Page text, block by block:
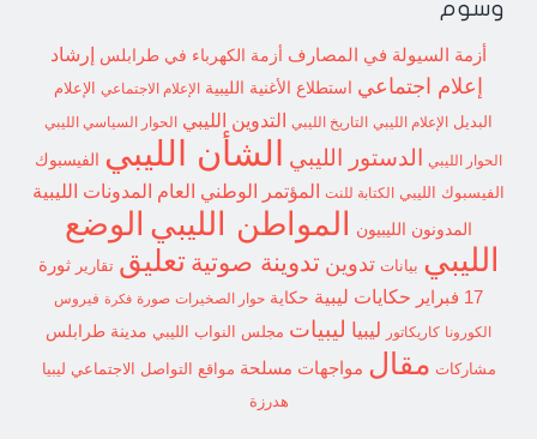
وسوم
أزمة السيولة في المصارف أزمة الكهرباء في طرابلس إرشاد
إعلام اجتماعي استطلاع الأغنية الليبية الإعلام الاجتماعي
الإعلام
البديل الإعلام الليبي التاريخ الليبي التدوين الليبي الحوار السياسي الليبي
الحوار الليبي الدستور الليبي الشأن الليبي الفيسبوك
الفيسبوك الليبي الكتابة للنت المؤتمر الوطني العام المدونات الليبية
المدونون الليبيون المواطن الليبي الوضع
الليبي بيانات تدوين تدوينة صوتية تعليق تقارير
ثورة
17 فبراير
حكايات ليبية حكاية حوار الصخيرات صورة فكرة فيروس
الكورونا كاريكاتور ليبيا ليبيات مجلس النواب الليبي مدينة طرابلس
مشاركات مقال مواجهات مسلحة مواقع التواصل الاجتماعي ليبيا
هدرزة